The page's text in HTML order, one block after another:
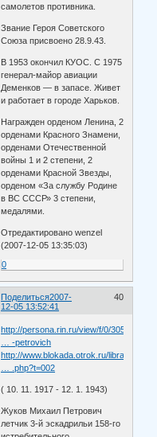
самолетов противника.
Звание Героя Советского
Союза присвоено 28.9.43.
В 1953 окончил КУОС. С 1975
генерал-майор авиации
Деменков — в запасе. Живет
и работает в городе Харьков.
Награжден орденом Ленина, 2
орденами Красного Знамени,
орденами Отечественной
войны 1 и 2 степени, 2
орденами Красной Звезды,
орденом «За службу Родине
в ВС СССР» 3 степени,
медалями.
Отредактировано wenzel
(2007-12-05 13:35:03)
0
Поделиться 40
2007-
12-05 13:52:41
http://persona.rin.ru/view/f/0/30504/zh
… -petrovich
http://www.blokada.otrok.ru/library/bur
… .php?t=002
( 10. 11. 1917 - 12. 1. 1943)
Жуков Михаил Петрович
летчик 3-й эскадрильи 158-го